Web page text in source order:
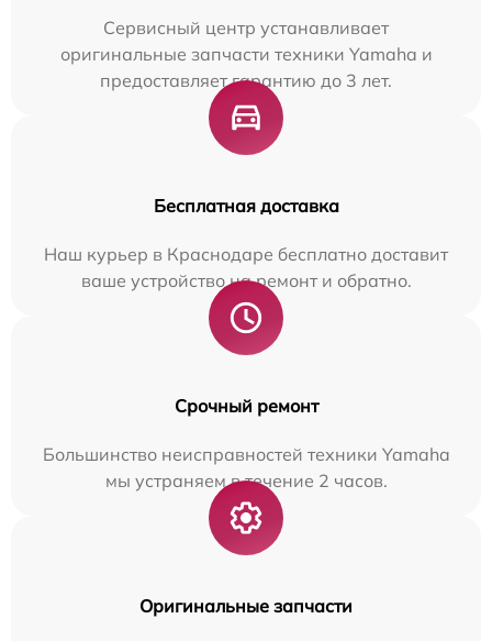
Сервисный центр устанавливает
оригинальные запчасти техники Yamaha и
предоставляет гарантию до 3 лет.
Бесплатная доставка
Наш курьер в Краснодаре бесплатно доставит
ваше устройство на ремонт и обратно.
Срочный ремонт
Большинство неисправностей техники Yamaha
мы устраняем в течение 2 часов.
Оригинальные запчасти